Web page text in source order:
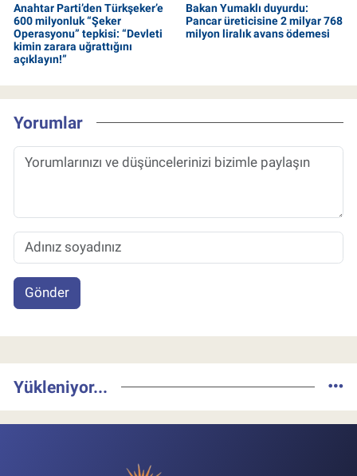
Anahtar Parti’den Türkşeker’e
600 milyonluk “Şeker
Operasyonu” tepkisi: “Devleti
kimin zarara uğrattığını
açıklayın!”
Bakan Yumaklı duyurdu:
Pancar üreticisine 2 milyar 768
milyon liralık avans ödemesi
Yorumlar
Gönder
Yükleniyor...